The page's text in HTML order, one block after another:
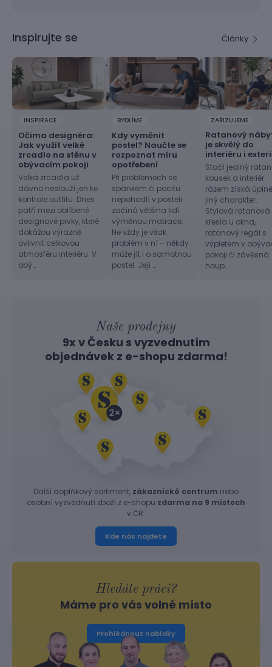
Inspirujte se Články
INSPIRACE
Očima designéra:
Jak využít velké
zrcadlo na stěnu v
obývacím pokoji
Velká zrcadla už
dávno neslouží jen ke
kontrole outfitu. Dnes
patří mezi oblíbené
designové prvky, které
dokážou výrazně
ovlivnit celkovou
atmosféru interiéru. V
obý…
BYDLÍME
Kdy vyměnit
postel? Naučte se
rozpoznat míru
opotřebení
Při problémech se
spánkem či pocitu
nepohodlí v posteli
začíná většina lidí
výměnou matrace.
Ne vždy je však
problém v ní – někdy
může jít i o samotnou
postel. Její …
ZAŘIZUJEME
Ratanový
je skvělý do
interiéru i
Stačí jediný
kousek a interiér
rázem získá úplně
jiný charakter.
Stylová ratanová
křesla u okna,
ratanový regál s
výpletem v
pokoji či závěsná
houp…
Naše prodejny
9x v Česku s vyzvednutím
objednávek z e-shopu zdarma!
Další doplňkový sortiment, zákaznické centrum nebo
osobní vyzvednutí zboží z e-shopu zdarma na 9 místech
v ČR.
Kde nás najdete
Hledáte práci?
Máme pro vás volné místo
Prohlédnout nabídky